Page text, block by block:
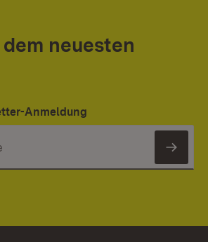
neuesten
Anmeldung